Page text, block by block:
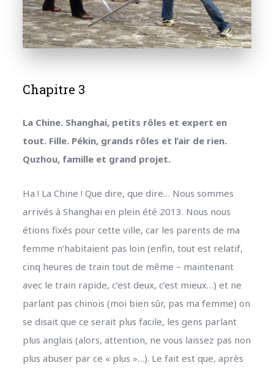
Chapitre 3
La Chine. Shanghai, petits rôles et expert en
tout. Fille. Pékin, grands rôles et l’air de rien.
Quzhou, famille et grand projet.
Ha ! La Chine ! Que dire, que dire… Nous sommes
arrivés à Shanghai en plein été 2013. Nous nous
étions fixés pour cette ville, car les parents de ma
femme n’habitaient pas loin (enfin, tout est relatif,
cinq heures de train tout de même – maintenant
avec le train rapide, c’est deux, c’est mieux…) et ne
parlant pas chinois (moi bien sûr, pas ma femme) on
se disait que ce serait plus facile, les gens parlant
plus anglais (alors, attention, ne vous laissez pas non
plus abuser par ce « plus »…). Le fait est que, après